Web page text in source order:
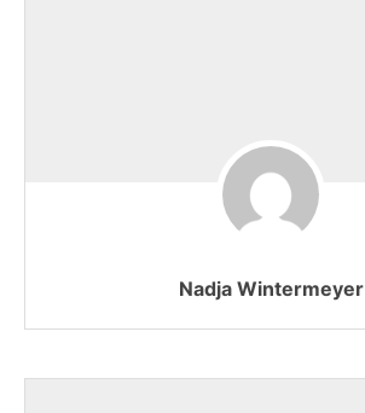
Nadja Wintermeyer